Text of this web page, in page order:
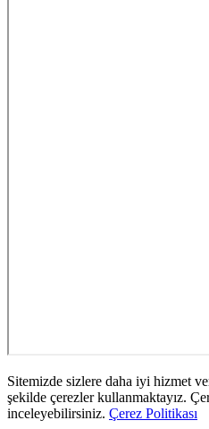
Sitemizde sizlere daha iyi hizmet
şekilde çerezler kullanmaktayız.
inceleyebilirsiniz. Çerez Politikası